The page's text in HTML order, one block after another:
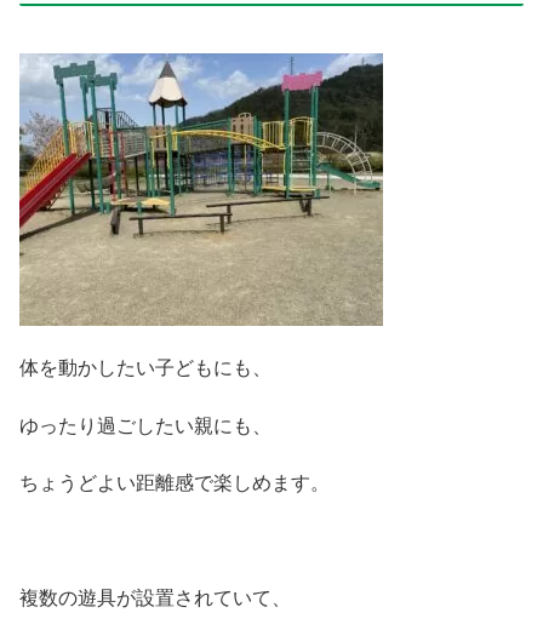
体を動かしたい子どもにも、
ゆったり過ごしたい親にも、
ちょうどよい距離感で楽しめます。
複数の遊具が設置されていて、